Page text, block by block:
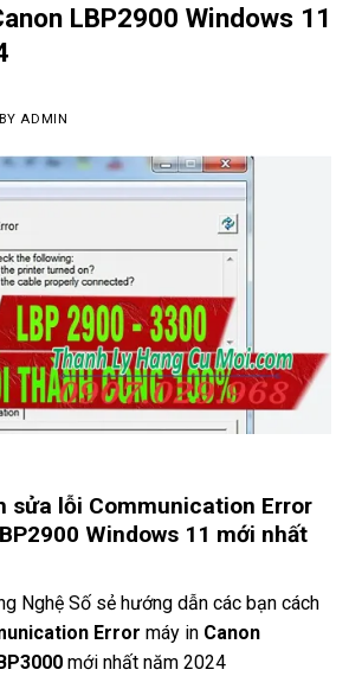
LBP2900 Windows 11
BY ADMIN
sửa lỗi Communication Error
Windows 11 mới nhất
Nghệ Số sẻ hướng dẫn các bạn cách
Error máy in Canon
mới nhất năm 2024